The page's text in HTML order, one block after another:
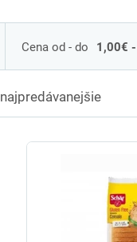
Cena od - do 1,00€
najpredávanejšie